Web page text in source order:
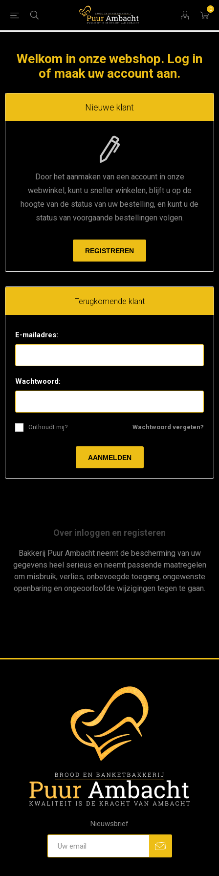
0
Welkom in onze webshop. Log in
of maak uw account aan.
Nieuwe klant
Door het aanmaken van een account in onze
webwinkel, kunt u sneller winkelen, blijft u op de
hoogte van de status van uw bestelling, en kunt u de
status van voorgaande bestellingen volgen.
Terugkomende klant
E-mailadres:
Wachtwoord:
Wachtwoord vergeten?
Onthoudt mij?
Over inloggen en registeren
Bakkerij Puur Ambacht neemt de bescherming van uw
gegevens heel serieus en neemt passende maatregelen
om misbruik, verlies, onbevoegde toegang, ongewenste
openbaring en ongeoorloofde wijzigingen tegen te gaan.
Nieuwsbrief